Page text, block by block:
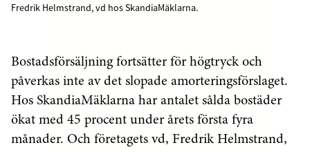
Fredrik Helmstrand, vd hos SkandiaMäklarna.
Bostadsförsäljning fortsätter för högtryck och
påverkas inte av det slopade amorteringsförslaget.
Hos SkandiaMäklarna har antalet sålda bostäder
ökat med 45 procent under årets första fyra
månader. Och företagets vd, Fredrik Helmstrand,